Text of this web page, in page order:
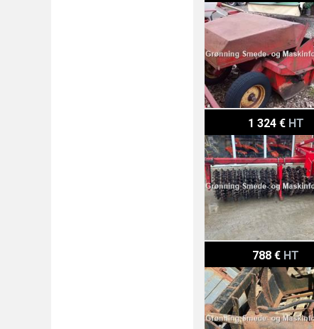
1 324 € HT
He-Va Frontpakker
788 € HT
Baas Trima silo klo 140